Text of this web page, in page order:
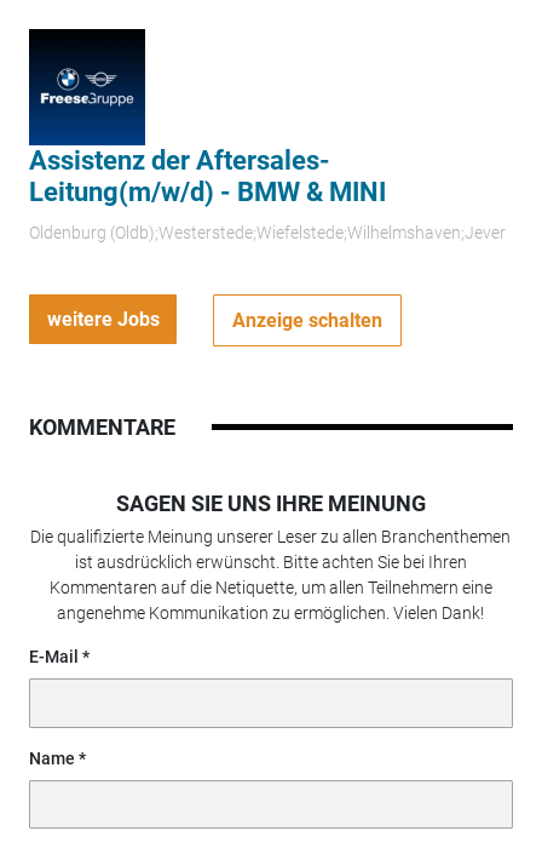
Assistenz der Aftersales-
Leitung(m/w/d) - BMW & MINI
Oldenburg (Oldb);Westerstede;Wiefelstede;Wilhelmshaven;Jever
weitere Jobs Anzeige schalten
KOMMENTARE
SAGEN SIE UNS IHRE MEINUNG
Die qualifizierte Meinung unserer Leser zu allen Branchenthemen
ist ausdrücklich erwünscht. Bitte achten Sie bei Ihren
Kommentaren auf die Netiquette, um allen Teilnehmern eine
angenehme Kommunikation zu ermöglichen. Vielen Dank!
E-Mail
Name